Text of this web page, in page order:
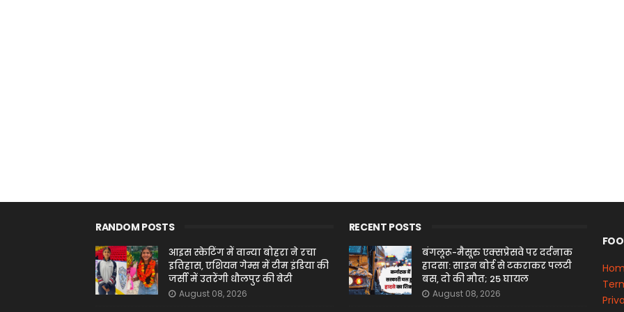
RANDOM POSTS
आइस स्केटिंग में वान्या बोहरा ने रचा
इतिहास, एशियन गेम्स में टीम इंडिया की
जर्सी में उतरेंगी धौलपुर की बेटी
August 08, 2026
RECENT POSTS
बंगलूरू-मैसूरु एक्सप्रेसवे पर दर्दनाक
हादसा: साइन बोर्ड से टकराकर पलटी
बस, दो की मौत; 25 घायल
August 08, 2026